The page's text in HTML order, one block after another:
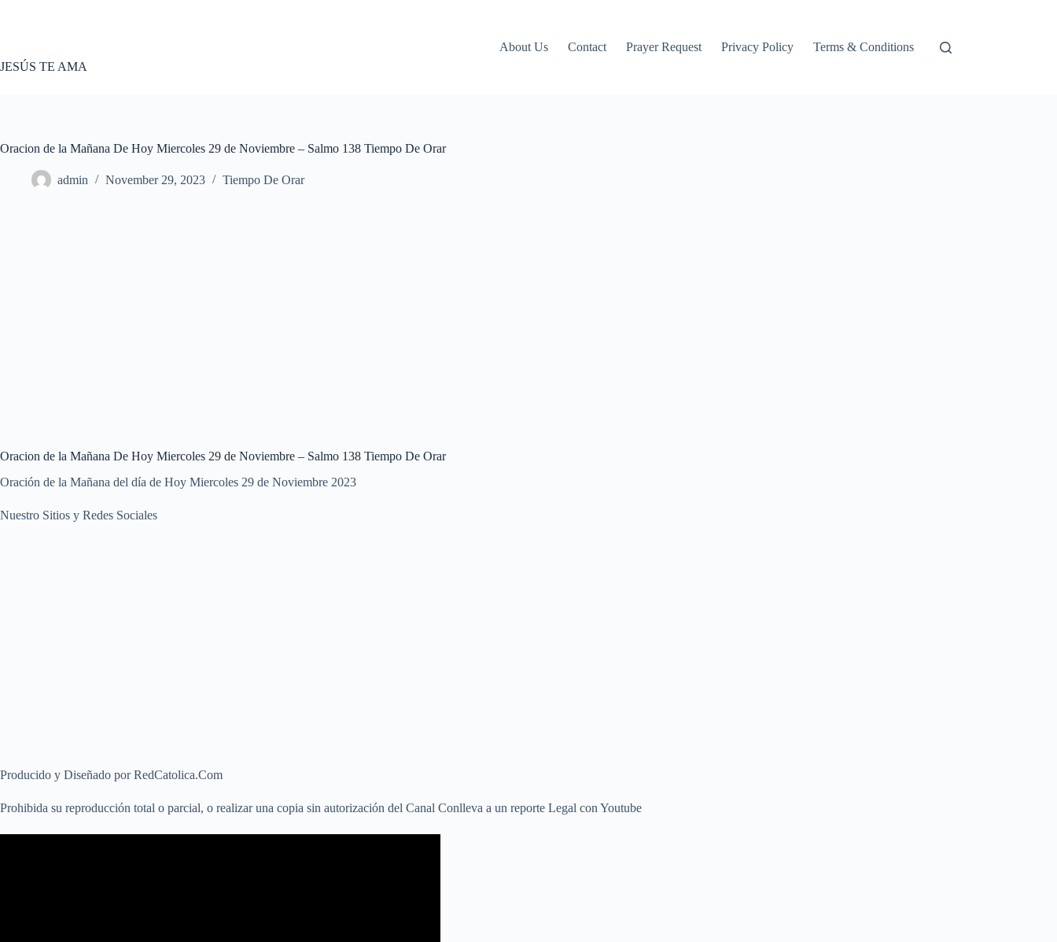
JESÚS TE AMA
About Us Contact Prayer Request Privacy Policy Terms & Conditions
Oracion de la Mañana De Hoy Miercoles 29 de Noviembre – Salmo 138 Tiempo De Orar
admin November 29, 2023 Tiempo De Orar
Oracion de la Mañana De Hoy Miercoles 29 de Noviembre – Salmo 138 Tiempo De Orar
Oración de la Mañana del día de Hoy Miercoles 29 de Noviembre 2023
Nuestro Sitios y Redes Sociales
Producido y Diseñado por RedCatolica.Com
Prohibida su reproducción total o parcial, o realizar una copia sin autorización del Canal Conlleva a un reporte Legal con Youtube